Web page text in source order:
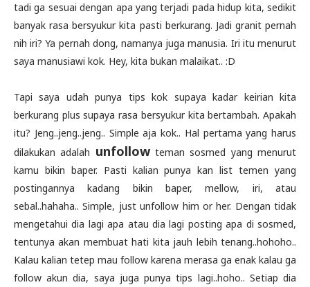
tadi ga sesuai dengan apa yang terjadi pada hidup kita, sedikit
banyak rasa bersyukur kita pasti berkurang. Jadi granit pernah
nih iri? Ya pernah dong, namanya juga manusia. Iri itu menurut
saya manusiawi kok. Hey, kita bukan malaikat.. :D
Tapi saya udah punya tips kok supaya kadar keirian kita
berkurang plus supaya rasa bersyukur kita bertambah. Apakah
itu? Jeng..jeng..jeng.. Simple aja kok.. Hal pertama yang harus
dilakukan adalah unfollowteman sosmed yang menurut
kamu bikin baper. Pasti kalian punya kan list temen yang
postingannya kadang bikin baper, mellow, iri, atau
sebal..hahaha.. Simple, just unfollow him or her. Dengan tidak
mengetahui dia lagi apa atau dia lagi posting apa di sosmed,
tentunya akan membuat hati kita jauh lebih tenang..hohoho..
Kalau kalian tetep mau follow karena merasa ga enak kalau ga
follow akun dia, saya juga punya tips lagi..hoho.. Setiap dia